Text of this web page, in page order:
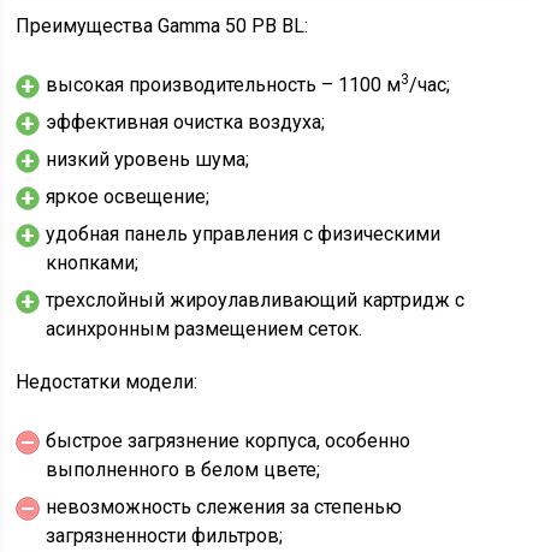
Преимущества Gamma 50 PB BL:
высокая производительность – 1100 м3/час;
эффективная очистка воздуха;
низкий уровень шума;
яркое освещение;
удобная панель управления с физическими
кнопками;
трехслойный жироулавливающий картридж с
асинхронным размещением сеток.
Недостатки модели:
быстрое загрязнение корпуса, особенно
выполненного в белом цвете;
невозможность слежения за степенью
загрязненности фильтров;